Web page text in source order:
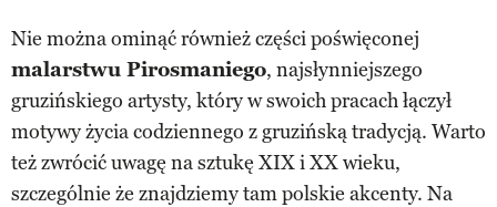
Nie można ominąć również części poświęconej
malarstwu Pirosmaniego, najsłynniejszego
gruzińskiego artysty, który w swoich pracach łączył
motywy życia codziennego z gruzińską tradycją. Warto
też zwrócić uwagę na sztukę XIX i XX wieku,
szczególnie że znajdziemy tam polskie akcenty. Na